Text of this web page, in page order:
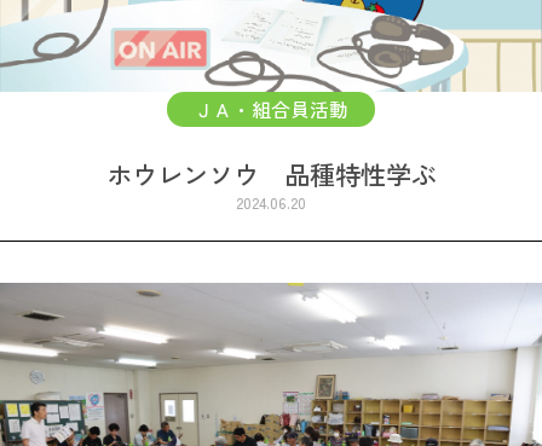
ＪＡ・組合員活動
ホウレンソウ 品種特性学ぶ
2024.06.20